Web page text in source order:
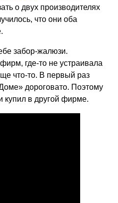
о двух производителях
что они оба
забор-жалюзи.
где-то не устраивала
что-то. В первый раз
дороговато. Поэтому
купил в другой фирме.